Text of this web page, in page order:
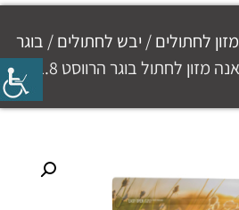
מזון לחתולים/ יבש לחתולים/ בוגר